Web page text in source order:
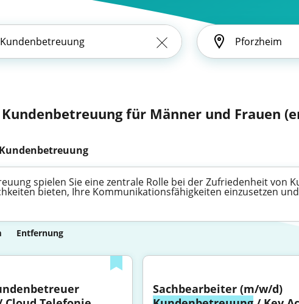
für Männer und Frauen
Kundenbetreuung
spielen Sie eine zentrale Rolle bei der Zufriedenheit von
bieten, Ihre Kommunikationsfähigkeiten einzusetzen
Entfernung